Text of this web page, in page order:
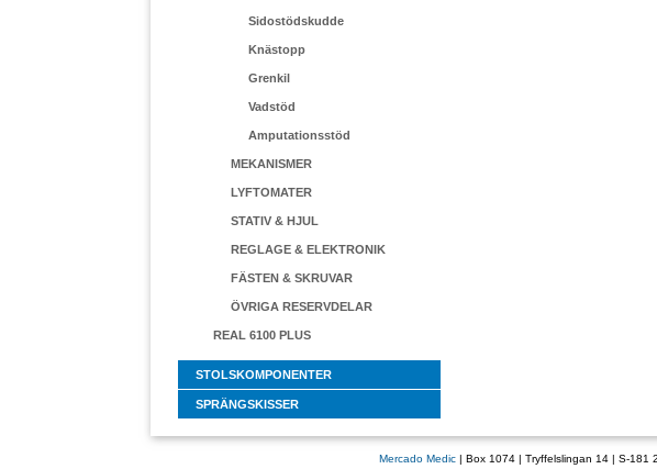
Sidostödskudde
Knästopp
Grenkil
Vadstöd
Amputationsstöd
MEKANISMER
LYFTOMATER
STATIV & HJUL
REGLAGE & ELEKTRONIK
FÄSTEN & SKRUVAR
ÖVRIGA RESERVDELAR
REAL 6100 PLUS
STOLSKOMPONENTER
SPRÄNGSKISSER
Mercado Medic| Box 1074 | Tryffelslingan 14 | S-181